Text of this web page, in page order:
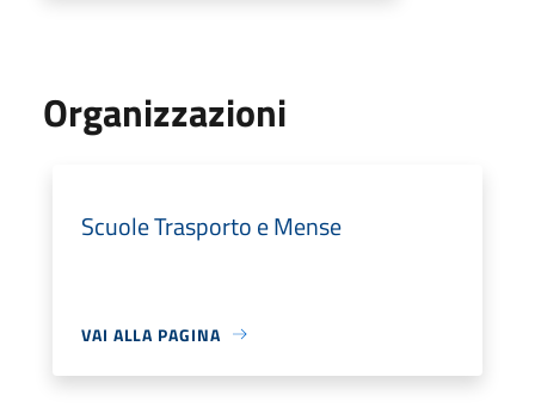
Organizzazioni
Scuole Trasporto e Mense
VAI ALLA PAGINA